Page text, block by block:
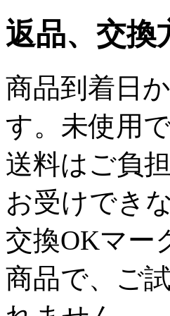
返品、交換
商品到着日
す。未使用
送料はご負
お受けでき
交換OKマー
商品で、ご